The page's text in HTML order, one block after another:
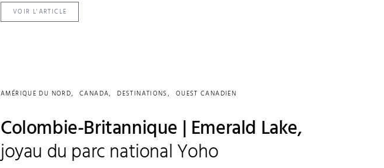
VOIR L'ARTICLE
AMÉRIQUE DU NORD CANADA DESTINATIONS OUEST CANADIEN
Colombie-Britannique | Emerald Lake,
joyau du parc national Yoho